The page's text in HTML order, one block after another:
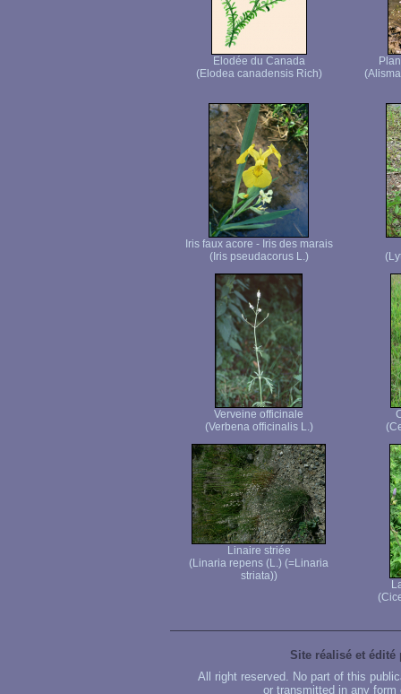
Elodée du Canada
(Elodea canadensis Rich)
Iris faux acore - Iris des marais
(Iris pseudacorus L.)
Verveine officinale
(Verbena officinalis L.)
Linaire striée
(Linaria repens (L.) (=Linaria
striata))
Site réalisé et édité
All right reserved. No part of this
or transmitted in any